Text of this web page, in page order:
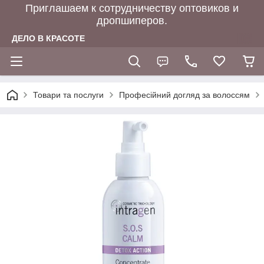
Приглашаем к сотрудничеству оптовиков и
дропшиперов.
ДЕЛО В КРАСОТЕ
Товари та послуги Професійний догляд за волоссям